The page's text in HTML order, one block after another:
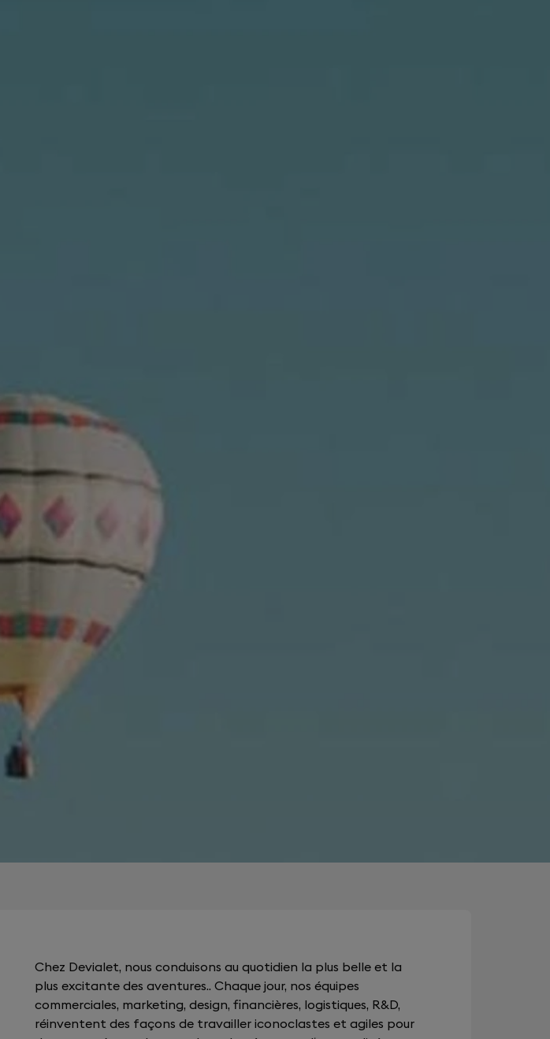
Chez Devialet, nous conduisons au quotidien la plus belle et la
plus excitante des aventures.. Chaque jour, nos équipes
commerciales, marketing, design, financières, logistiques, R&D,
réinventent des façons de travailler iconoclastes et agiles pour